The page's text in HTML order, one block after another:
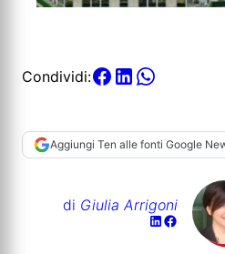
Condividi:
Aggiungi Ten alle fonti Google
di Giulia Arrigoni